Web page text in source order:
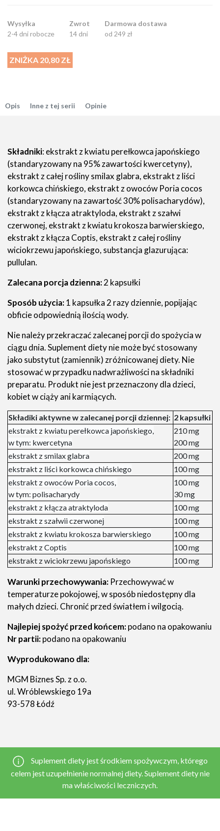
Wysyłka
2-4 dni robocze
Zwrot
14 dni
Darmowa dostawa
od 249 zł
ZNIŻKA 20,80 ZŁ
Opis Inne z tej serii Opinie
Składniki: ekstrakt z kwiatu perełkowca japońskiego
(standaryzowany na 95% zawartości kwercetyny),
ekstrakt z całej rośliny smilax glabra, ekstrakt z liści
korkowca chińskiego, ekstrakt z owoców Poria cocos
(standaryzowany na zawartość 30% polisacharydów),
ekstrakt z kłącza atraktyloda, ekstrakt z szałwi
czerwonej, ekstrakt z kwiatu krokosza barwierskiego,
ekstrakt z kłącza Coptis, ekstrakt z całej rośliny
wiciokrzewu japońskiego, substancja glazurująca:
pullulan.
Zalecana porcja dzienna:2 kapsułki
Sposób użycia:1 kapsułka 2 razy dziennie, popijając
obficie odpowiednią ilością wody.
Nie należy przekraczać zalecanej porcji do spożycia w
ciągu dnia. Suplement diety nie może być stosowany
jako substytut (zamiennik) zróżnicowanej diety. Nie
stosować w przypadku nadwrażliwości na składniki
preparatu. Produkt nie jest przeznaczony dla dzieci,
kobiet w ciąży ani karmiących.
Składiki aktywne w zalecanej porcji dziennej: 2 kapsułki
ekstrakt z kwiatu perełkowca japońskiego,
w tym: kwercetyna
210 mg
200 mg
ekstrakt z smilax glabra
200 mg
ekstrakt z liści korkowca chińskiego
100 mg
ekstrakt z owoców Poria cocos,
w tym: polisacharydy
100 mg
30 mg
ekstrakt z kłącza atraktyloda
100 mg
ekstrakt z szałwii czerwonej
100 mg
ekstrakt z kwiatu krokosza barwierskiego
100 mg
ekstrakt z Coptis
100 mg
ekstrakt z wiciokrzewu japońskiego
100 mg
Warunki przechowywania: Przechowywać w
temperaturze pokojowej, w sposób niedostępny dla
małych dzieci. Chronić przed światłem i wilgocią.
Najlepiej spożyć przed końcem:podano na opakowaniu
Nr partii:podano na opakowaniu
Wyprodukowano dla:
MGM Biznes Sp. z o.o.
ul. Wróblewskiego 19a
93-578 Łódź
Suplement diety jest środkiem spożywczym, którego
celem jest uzupełnienie normalnej diety. Suplement diety nie
ma właściwości leczniczych.